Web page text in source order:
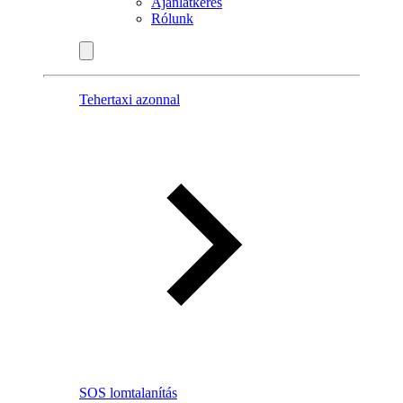
Rólunk
Tehertaxi azonnal
SOS lomtalanítás